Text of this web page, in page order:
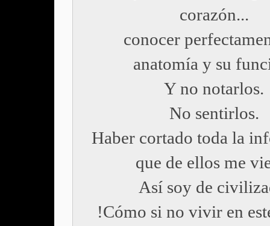
corazón...
conocer
anatomía y su
Y no notarlos.
No sentirlos.
Haber cortado toda la
que de ellos me
Así soy de
!Cómo si no vivir en